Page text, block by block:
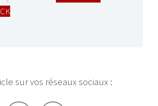
sur vos réseaux sociaux :